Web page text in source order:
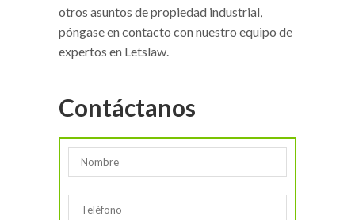
otros asuntos de propiedad industrial,
póngase en contacto con nuestro equipo de
expertos en Letslaw.
Contáctanos